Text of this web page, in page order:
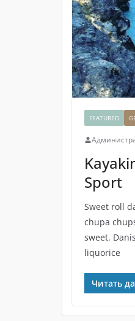
FEATURED
Sport
Sweet roll
chupa
sweet.
liquorice
Читать